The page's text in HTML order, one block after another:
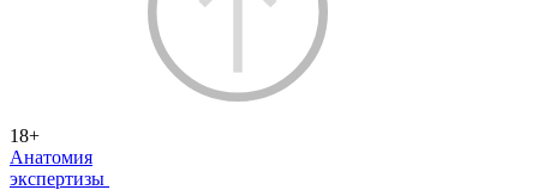
18+
Анатомия
экспертизы